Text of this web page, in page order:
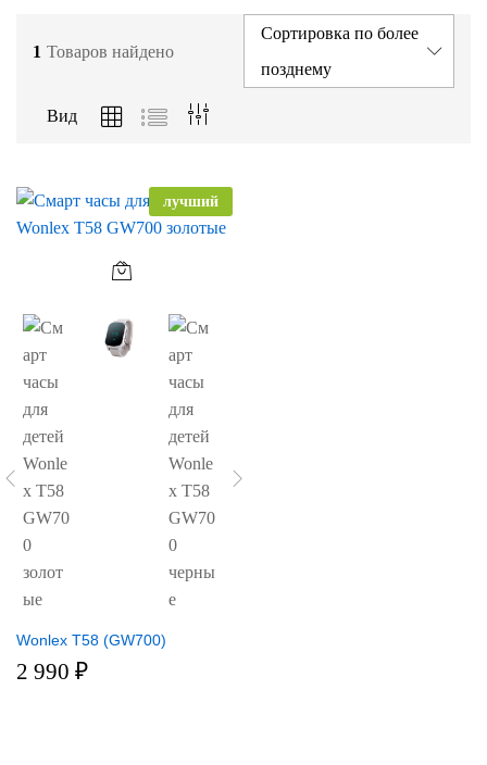
1 Товаров найдено
Вид
Сортировка по более
позднему
лучший
Wonlex T58 (GW700)
2 990 ₽